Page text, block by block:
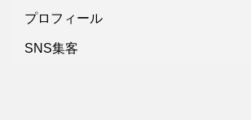
プロフィール
SNS集客